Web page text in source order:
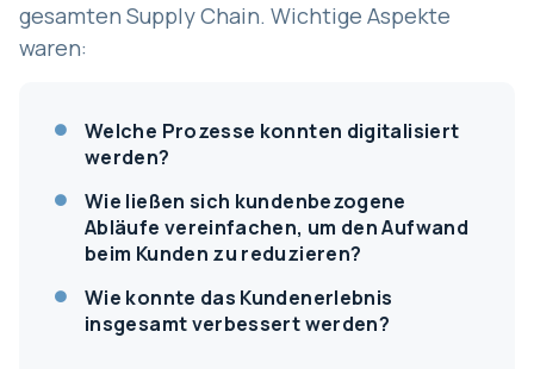
gesamten Supply Chain. Wichtige Aspekte
waren:
Welche Prozesse konnten digitalisiert
werden?
Wie ließen sich kundenbezogene
Abläufe vereinfachen, um den Aufwand
beim Kunden zu reduzieren?
Wie konnte das Kundenerlebnis
insgesamt verbessert werden?